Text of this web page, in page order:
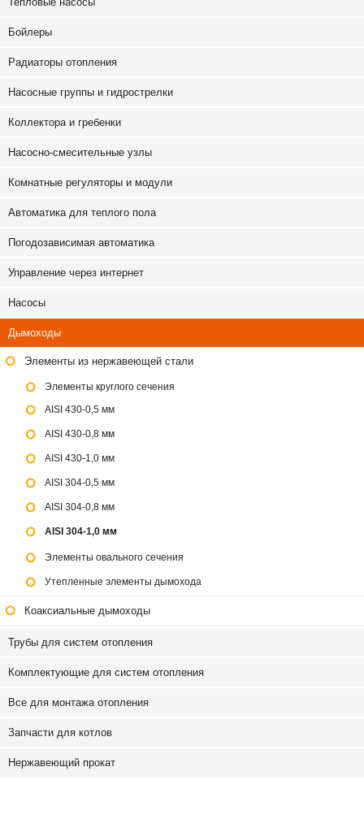
Бойлеры
Радиаторы отопления
Насосные группы и гидрострелки
Коллектора и гребенки
Насосно-смесительные узлы
Комнатные регуляторы и модули
Автоматика для теплого пола
Погодозависимая автоматика
Управление через интернет
Насосы
Дымоходы
Элементы из нержавеющей стали
Элементы круглого сечения
AISI 430-0,5 мм
AISI 430-0,8 мм
AISI 430-1,0 мм
AISI 304-0,5 мм
AISI 304-0,8 мм
AISI 304-1,0 мм
Элементы овального сечения
Утепленные элементы дымохода
Коаксиальные дымоходы
Трубы для систем отопления
Комплектующие для систем отопления
Все для монтажа отопления
Запчасти для котлов
Нержавеющий прокат